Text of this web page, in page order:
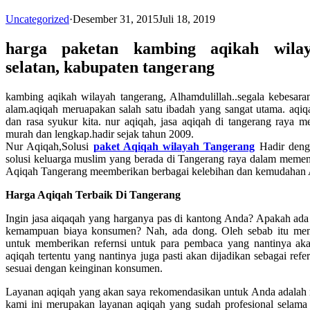
Uncategorized·Desember 31, 2015Juli 18, 2019
harga paketan kambing aqikah
selatan, kabupaten tangerang
kambing aqikah wilayah tangerang, Alhamdulillah..segala
alam.aqiqah meruapakan salah satu ibadah yang sangat utama.
dan rasa syukur kita. nur aqiqah, jasa aqiqah di tangerang raya
murah dan lengkap.hadir sejak tahun 2009.
Nur Aqiqah,Solusi paket Aqiqah wilayah Tangerang Hadir
solusi keluarga muslim yang berada di Tangerang raya dalam
Aqiqah Tangerang meemberikan berbagai kelebihan dan
Harga Aqiqah Terbaik Di Tangerang
Ingin jasa aiqaqah yang harganya pas di kantong Anda? Apakah
kemampuan biaya konsumen? Nah, ada dong. Oleh sebab itu
untuk memberikan refernsi untuk para pembaca yang nantinya
aqiqah tertentu yang nantinya juga pasti akan dijadikan sebagai
sesuai dengan keinginan konsumen.
Layanan aqiqah yang akan saya rekomendasikan untuk Anda
kami ini merupakan layanan aqiqah yang sudah profesional